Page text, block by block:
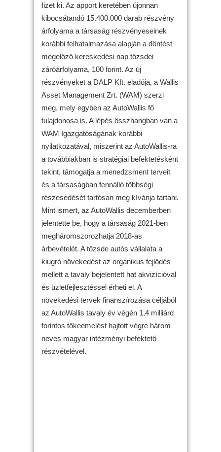
fizet ki. Az apport keretében újonnan
kibocsátandó 15.400.000 darab részvény
árfolyama a társaság részvényeseinek
korábbi felhatalmazása alapján a döntést
megelőző kereskedési nap tőzsdei
záróárfolyama, 100 forint. Az új
részvényeket a DALP Kft. eladója, a Wallis
Asset Management Zrt. (WAM) szerzi
meg, mely egyben az AutoWallis fő
tulajdonosa is. A lépés összhangban van a
WAM Igazgatóságának korábbi
nyilatkozatával, miszerint az AutoWallis-ra
a továbbiakban is stratégiai befektetésként
tekint, támogatja a menedzsment terveit
és a társaságban fennálló többségi
részesedését tartósan meg kívánja tartani.
Mint ismert, az AutoWallis decemberben
jelentette be, hogy a társaság 2021-ben
megháromszorozhatja 2018-as
árbevételét. A tőzsde autós vállalata a
kiugró növekedést az organikus fejlődés
mellett a tavaly bejelentett hat akvizícióval
és üzletfejlesztéssel érheti el. A
növekedési tervek finanszírozása céljából
az AutoWallis tavaly év végén 1,4 milliárd
forintos tőkeemelést hajtott végre három
neves magyar intézményi befektető
részvételével.